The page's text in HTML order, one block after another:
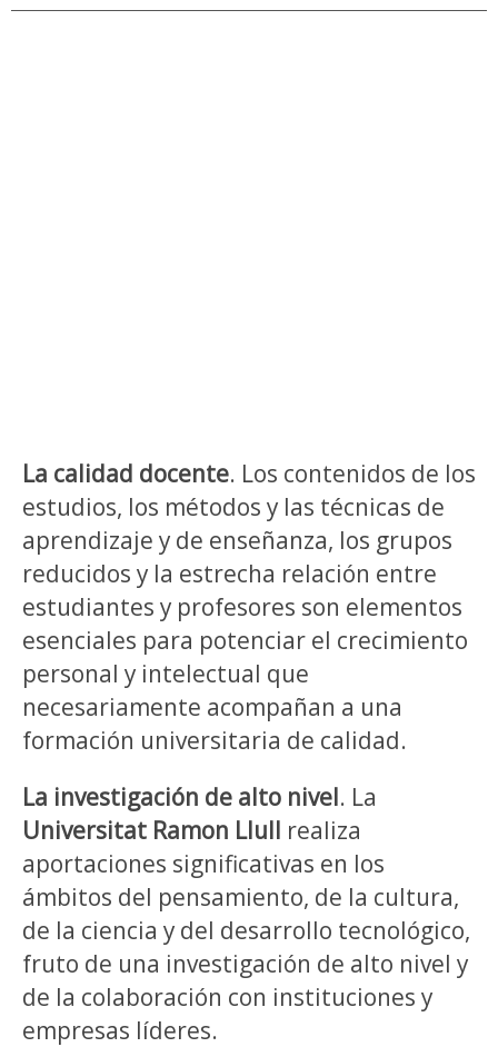
La calidad docente. Los contenidos de los
estudios, los métodos y las técnicas de
aprendizaje y de enseñanza, los grupos
reducidos y la estrecha relación entre
estudiantes y profesores son elementos
esenciales para potenciar el crecimiento
personal y intelectual que
necesariamente acompañan a una
formación universitaria de calidad.
La investigación de alto nivel. La
Universitat Ramon Llull realiza
aportaciones significativas en los
ámbitos del pensamiento, de la cultura,
de la ciencia y del desarrollo tecnológico,
fruto de una investigación de alto nivel y
de la colaboración con instituciones y
empresas líderes.